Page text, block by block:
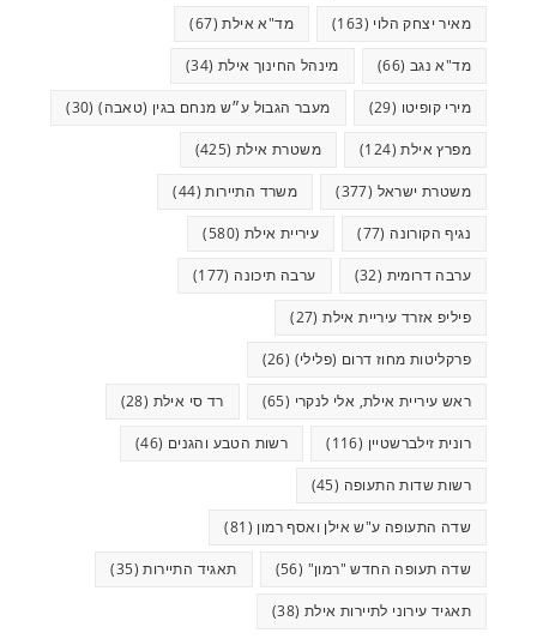
מאיר יצחק הלוי (163) מד"א אילת(67)
מד"א נגב (66) מינהל החינוך אילת (34)
מירי קופיטו (29) מעבר הגבול ע״ש מנחם בגין (טאבה)(30)
מפרץ אילת(124) משטרת אילת (425)
משטרת ישראל (377) משרד התיירות(44)
נגיף הקורונה (77) עיריית אילת (580)
ערבה דרומית (32) ערבה תיכונה (177)
פיליפ אזרד עיריית אילת(27)
פרקליטות מחוז דרום (פלילי) (26)
ראש עיריית אילת, אלי לנקרי (65) רד סי אילת (28)
רונית זילברשטיין (116) רשות הטבע והגנים (46)
רשות שדות התעופה (45)
שדה התעופה ע"ש אילן ואסף רמון (81)
שדה תעופה החדש "רמון" (56) תאגיד התיירות(35)
תאגיד עירוני לתיירות אילת (38)